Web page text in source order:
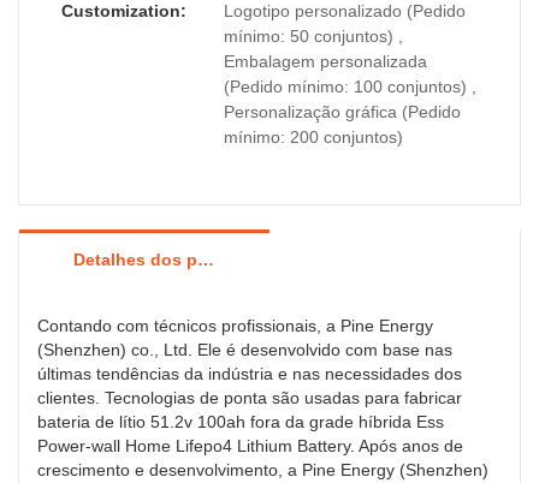
Customization:
Logotipo personalizado (Pedido
mínimo: 50 conjuntos) ,
Embalagem personalizada
(Pedido mínimo: 100 conjuntos) ,
Personalização gráfica (Pedido
mínimo: 200 conjuntos)
Detalhes dos produtos
Contando com técnicos profissionais, a Pine Energy
(Shenzhen) co., Ltd. Ele é desenvolvido com base nas
últimas tendências da indústria e nas necessidades dos
clientes. Tecnologias de ponta são usadas para fabricar
bateria de lítio 51.2v 100ah fora da grade híbrida Ess
Power-wall Home Lifepo4 Lithium Battery. Após anos de
crescimento e desenvolvimento, a Pine Energy (Shenzhen)